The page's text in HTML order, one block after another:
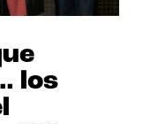
los